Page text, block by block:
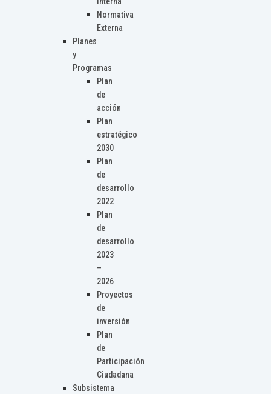
Normativa
Externa
Planes
y
Programas
Plan
de
acción
Plan
estratégico
2030
Plan
de
desarrollo
2022
Plan
de
desarrollo
2023
–
2026
Proyectos
de
inversión
Plan
de
Participación
Ciudadana
Subsistema